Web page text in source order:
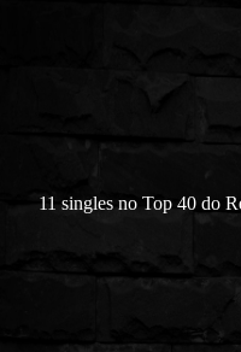
11 singles no Top 40 do